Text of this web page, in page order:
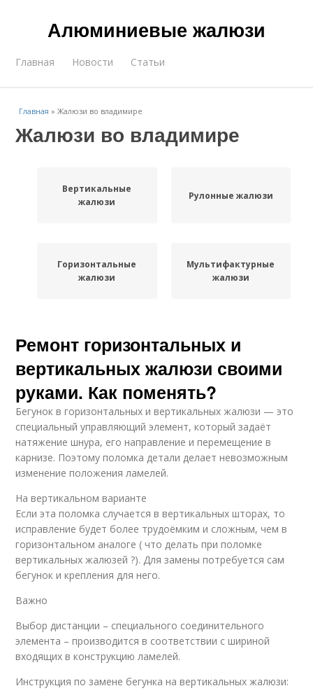
Алюминиевые жалюзи
Главная Новости Статьи
Главная »Жалюзи во владимире
Жалюзи во владимире
Вертикальные
жалюзи
Рулонные жалюзи
Горизонтальные
жалюзи
Мультифактурные
жалюзи
Ремонт горизонтальных и
вертикальных жалюзи своими
руками. Как поменять?
Бегунок в горизонтальных и вертикальных жалюзи — это
специальный управляющий элемент, который задаёт
натяжение шнура, его направление и перемещение в
карнизе. Поэтому поломка детали делает невозможным
изменение положения ламелей.
На вертикальном варианте
Если эта поломка случается в вертикальных шторах, то
исправление будет более трудоёмким и сложным, чем в
горизонтальном аналоге ( что делать при поломке
вертикальных жалюзей ?). Для замены потребуется сам
бегунок и крепления для него.
Важно
Выбор дистанции – специального соединительного
элемента – производится в соответствии с шириной
входящих в конструкцию ламелей.
Инструкция по замене бегунка на вертикальных жалюзи: